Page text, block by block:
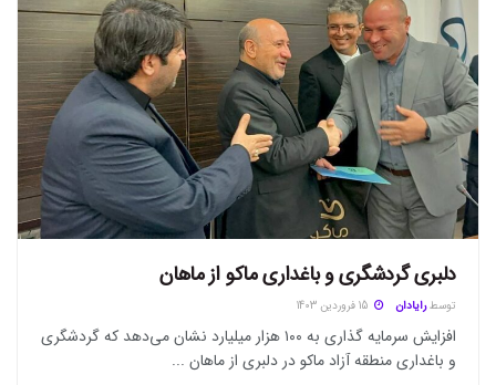
دلبری گردشگری و باغداری ماکو از ماهان
توسط رایادان
افزایش سرمایه گذاری به ۱۰۰ هزار میلیارد نشان می‌دهد که گردشگری
و باغداری منطقه آزاد ماکو در دلبری از ماهان ...